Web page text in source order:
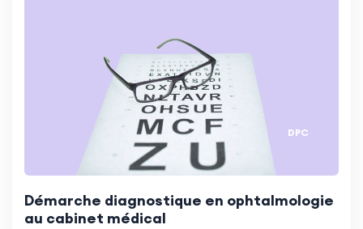
DPC
Démarche diagnostique en ophtalmologie
au cabinet médical